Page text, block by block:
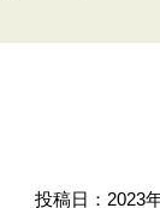
投稿日：2023